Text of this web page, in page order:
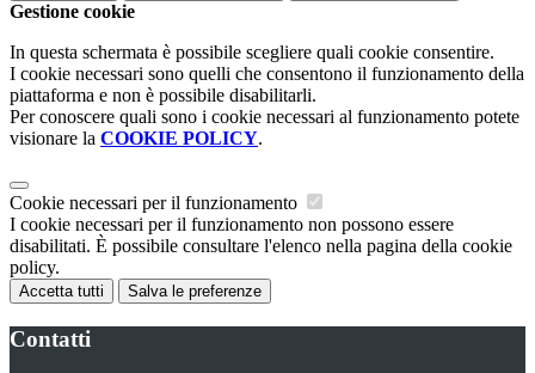
Gestione cookie
In questa schermata è possibile scegliere quali cookie consentire.
I cookie necessari sono quelli che consentono il funzionamento della
piattaforma e non è possibile disabilitarli.
Per conoscere quali sono i cookie necessari al funzionamento potete
visionare la COOKIE POLICY.
Cookie necessari per il funzionamento
I cookie necessari per il funzionamento non possono essere
disabilitati. È possibile consultare l'elenco nella pagina della cookie
policy.
Accetta tutti Salva le preferenze
Contatti